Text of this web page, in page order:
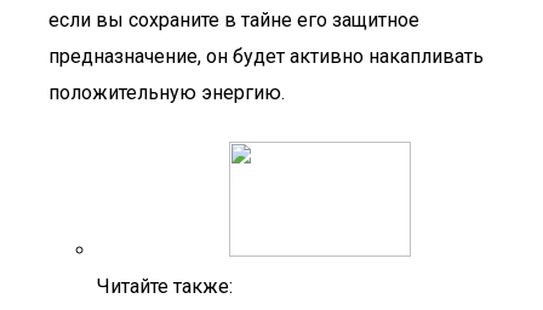
если вы сохраните в тайне его защитное
предназначение, он будет активно накапливать
положительную энергию.
Читайте также: